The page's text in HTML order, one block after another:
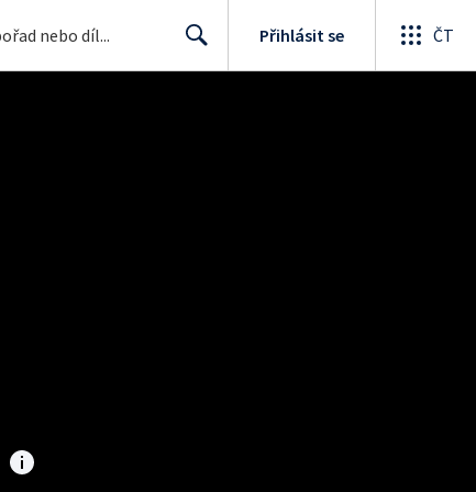
Přihlásit se ČT